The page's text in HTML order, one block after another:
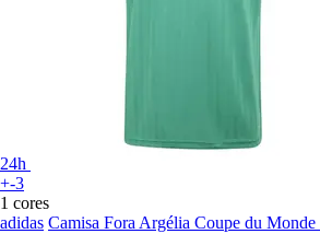
24h
+-3
1 cores
adidas Camisa Fora Argélia Coupe du Monde